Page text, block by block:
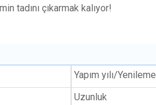
tadını çıkarmak kalıyor!
Yapım yılı/Yenileme
Uzunluk